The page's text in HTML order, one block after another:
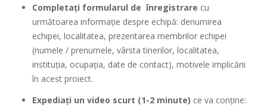
Completați formularul de înregistrare cu
următoarea informație despre echipă: denumirea
echipei, localitatea, prezentarea membrilor echipei
(numele / prenumele, vârsta tinerilor, localitatea,
instituția, ocupația, date de contact), motivele implicării
în acest proiect.
Expediați un video scurt (1-2 minute) ce va conține: